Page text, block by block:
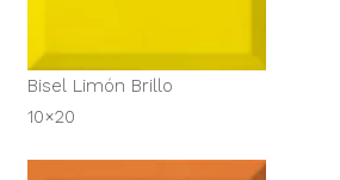
Bisel Limón Brillo
10×20